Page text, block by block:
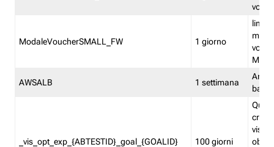
ModaleVoucherSMALL_FW 1 giorno
AWSALB 1 settimana
_vis_opt_exp_{ABTESTID}_goal_{GOALID} 100 giorni